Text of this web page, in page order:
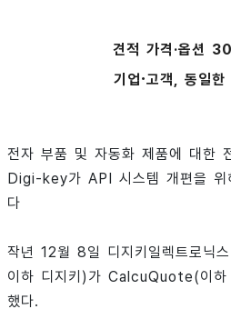
견적 가격·옵션
기업·고객, 동일한
전자 부품 및 자동화 제품에 대한
Digi-key가 API 시스템 개편을
다
작년 12월 8일 디지키일렉트로
이하 디지키)가 CalcuQuote(이하
했다.